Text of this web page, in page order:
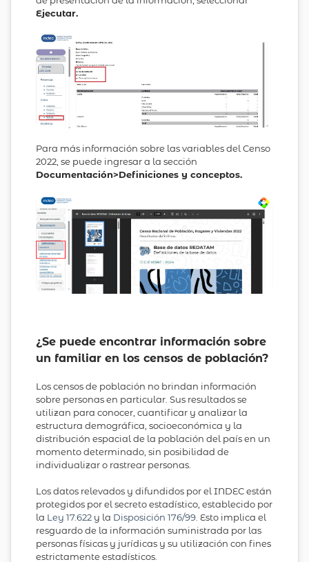
Ejecutar.
Para más información sobre las variables del Censo
2022, se puede ingresar a la sección
Documentación>Definiciones y conceptos.
¿Se puede encontrar información sobre
un familiar en los censos de población?
Los censos de población no brindan información
sobre personas en particular. Sus resultados se
utilizan para conocer, cuantificar y analizar la
estructura demográfica, socioeconómica y la
distribución espacial de la población del país en un
momento determinado, sin posibilidad de
individualizar o rastrear personas.
Los datos relevados y difundidos por el INDEC están
protegidos por el secreto estadístico, establecido por
la Ley 17.622 y la Disposición 176/99 . Esto implica el
resguardo de la información suministrada por las
personas físicas y jurídicas y su utilización con fines
estrictamente estadísticos.